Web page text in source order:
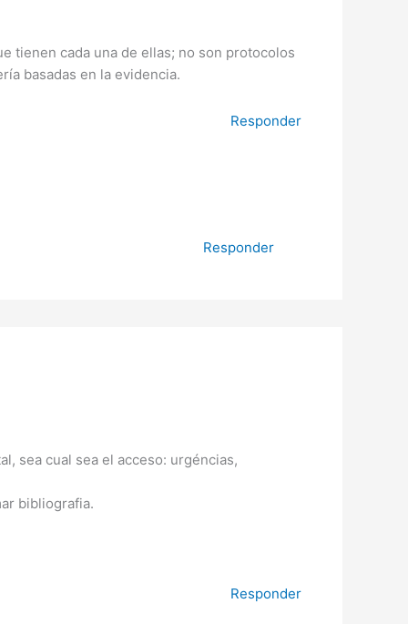
tienen cada una de ellas; no son protocolos
basadas en la evidencia.
Responder
Responder
sea cual sea el acceso: urgéncias,
bibliografia.
Responder